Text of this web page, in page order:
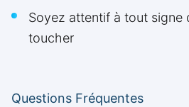
Soyez attentif à tout signe
toucher
Questions Fréquentes